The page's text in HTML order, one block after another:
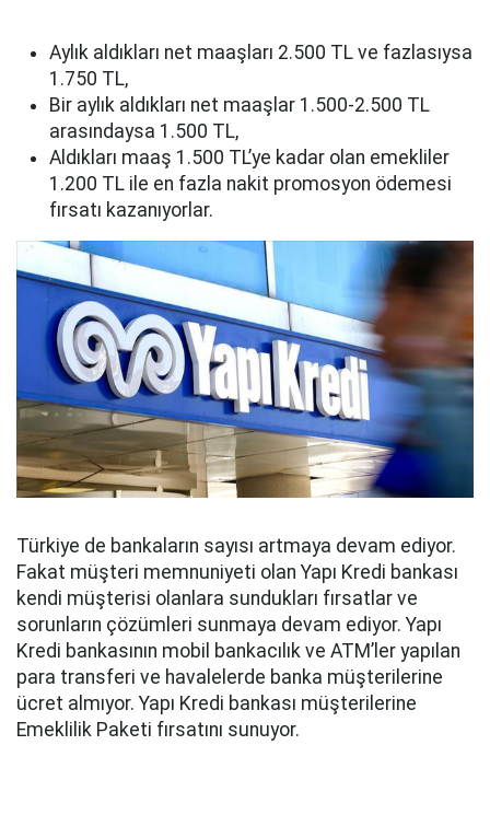
Aylık aldıkları net maaşları 2.500 TL ve fazlasıysa
1.750 TL,
Bir aylık aldıkları net maaşlar 1.500-2.500 TL
arasındaysa 1.500 TL,
Aldıkları maaş 1.500 TL’ye kadar olan emekliler
1.200 TL ile en fazla nakit promosyon ödemesi
fırsatı kazanıyorlar.
Türkiye de bankaların sayısı artmaya devam ediyor.
Fakat müşteri memnuniyeti olan Yapı Kredi bankası
kendi müşterisi olanlara sundukları fırsatlar ve
sorunların çözümleri sunmaya devam ediyor. Yapı
Kredi bankasının mobil bankacılık ve ATM’ler yapılan
para transferi ve havalelerde banka müşterilerine
ücret almıyor. Yapı Kredi bankası müşterilerine
Emeklilik Paketi fırsatını sunuyor.